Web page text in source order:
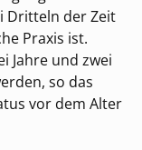
Dritteln der Zeit
Praxis ist.
Jahre und zwei
so das
vor dem Alter